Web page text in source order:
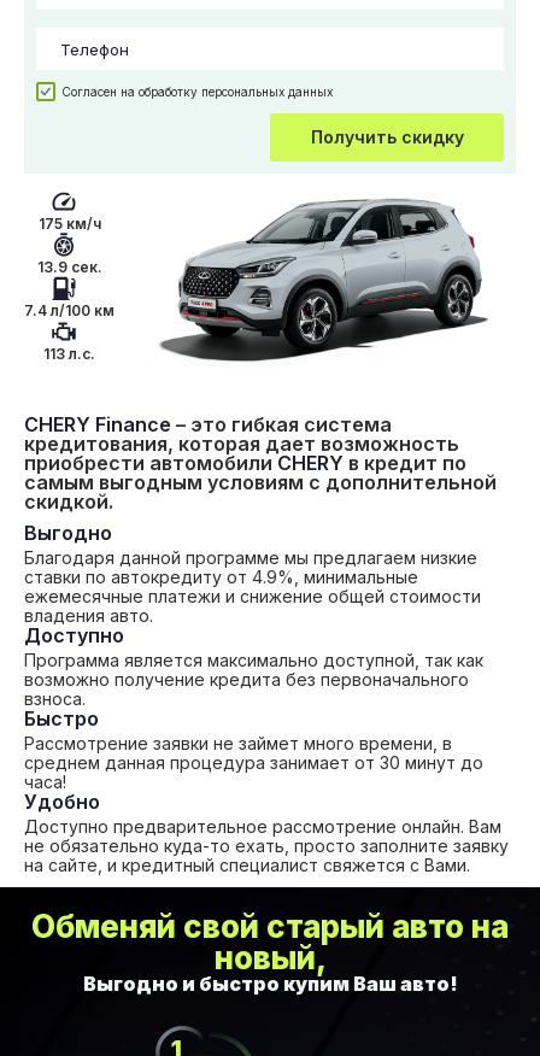
Согласен на обработку персональных данных
Получить скидку
175 км/ч
13.9 сек.
7.4 л/100 км
113 л.с.
CHERY Finance – это гибкая система
кредитования, которая дает возможность
приобрести автомобили CHERY в кредит по
самым выгодным условиям с дополнительной
скидкой.
Выгодно
Благодаря данной программе мы предлагаем низкие
ставки по автокредиту от 4.9%, минимальные
ежемесячные платежи и снижение общей стоимости
владения авто.
Доступно
Программа является максимально доступной, так как
возможно получение кредита без первоначального
взноса.
Быстро
Рассмотрение заявки не займет много времени, в
среднем данная процедура занимает от 30 минут до
часа!
Удобно
Доступно предварительное рассмотрение онлайн. Вам
не обязательно куда-то ехать, просто заполните заявку
на сайте, и кредитный специалист свяжется с Вами.
Обменяй свой старый авто на
новый,